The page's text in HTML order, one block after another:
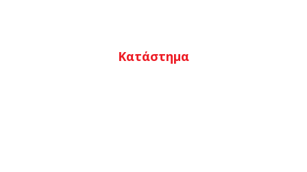
Κατάστημα